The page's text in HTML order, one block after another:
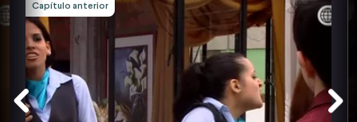
Capítulo anterior